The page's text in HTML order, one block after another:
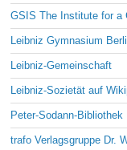
GSIS The Institute for a
Leibniz Gymnasium
Leibniz-Gemeinschaft
Leibniz-Sozietät auf
Peter-Sodann-Bibliothek
trafo Verlagsgruppe Dr.